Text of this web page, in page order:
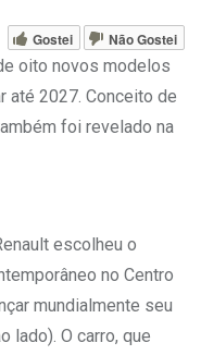
Email
Gostei Não Gostei
oito novos modelos
até 2027. Conceito de
foi revelado na
escolheu o
no Centro
mundialmente seu
lado). O carro, que